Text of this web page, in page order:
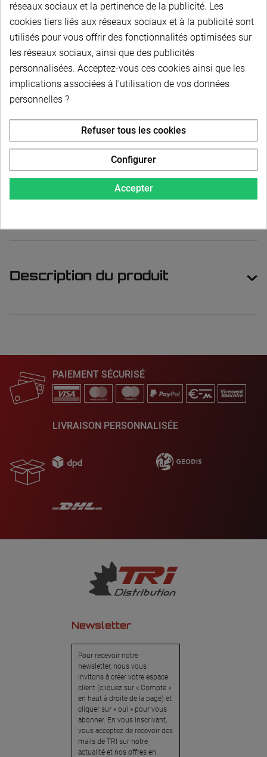
Epingle CL14X28 à ressort pour chape
Epingle CL14x56 à ressort pour chape
Epingle CL16X32 à ressort pour chape
Epingle CL16X64 à ressort pour chape - DESTOCK
Epingle CL20X40 à ressort pour chape
Description du produit
PAIEMENT SÉCURISÉ
LIVRAISON PERSONNALISÉE
Newsletter
Pour recevoir notre
newsletter, nous vous
invitons à créer votre espace
client (cliquez sur « Compte »
en haut à droite de la page) et
cliquer sur « oui » pour vous
abonner. En vous inscrivant,
vous acceptez de recevoir des
mails de TRI sur notre
actualité et nos offres en
réseaux sociaux et la pertinence de la publicité. Les
cookies tiers liés aux réseaux sociaux et à la publicité sont
utilisés pour vous offrir des fonctionnalités optimisées sur
les réseaux sociaux, ainsi que des publicités
personnalisées. Acceptez-vous ces cookies ainsi que les
implications associées à l'utilisation de vos données
personnelles ?
Accepter
Refuser tous les cookies
Configurer